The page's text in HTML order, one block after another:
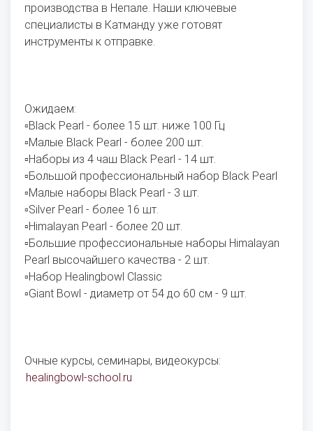
производства в Непале. Наши ключевые
специалисты в Катманду уже готовят
инструменты к отправке.
Ожидаем:
▫️Black Pearl - более 15 шт. ниже 100 Гц
▫️Малые Black Pearl - более 200 шт.
▫️Наборы из 4 чаш Black Pearl - 14 шт.
▫️Большой профессиональный набор Black Pearl
▫️Малые наборы Black Pearl - 3 шт.
▫️Silver Pearl - более 16 шт.
▫️Himalayan Pearl - более 20 шт.
▫️Большие профессиональные наборы Himalayan
Pearl высочайшего качества - 2 шт.
▫️Набор Healingbowl Classic
▫️Giant Bowl - диаметр от 54 до 60 см - 9 шт.
Очные курсы, семинары, видеокурсы:
healingbowl-school.ru